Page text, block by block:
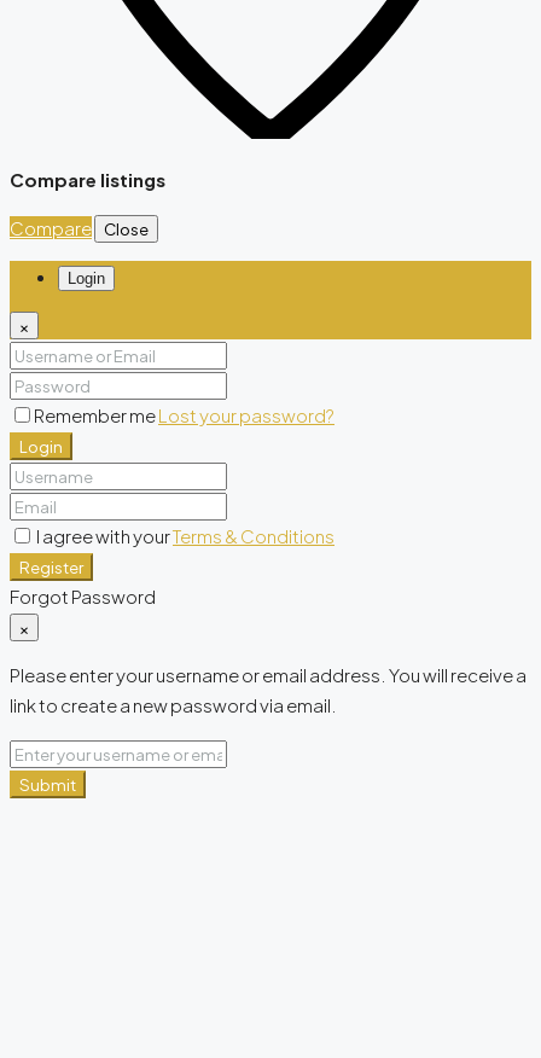
Compare listings
Compare Close
Login
×
Remember meLost your password?
Login
I agree with yourTerms & Conditions
Register
Forgot Password
×
Please enter your username or email address. You will receive a
link to create a new password via email.
Submit